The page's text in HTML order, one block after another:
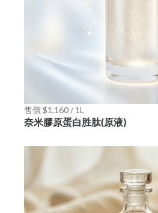
售價 $1,160 / 1L
奈米膠原蛋白胜肽(原液)